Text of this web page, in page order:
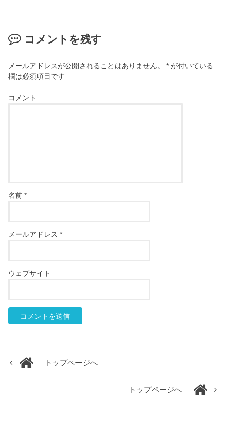
コメントを残す
メールアドレスが公開されることはありません。 * が付いている
欄は必須項目です
コメント
名前*
メールアドレス*
ウェブサイト
トップページへ
トップページへ